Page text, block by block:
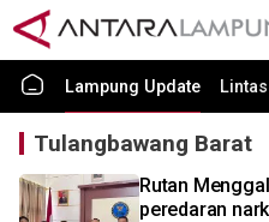
Lampung Update
Tulangbawang Barat
Rutan
peredaran